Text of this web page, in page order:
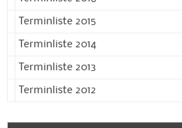
Terminliste 2015
Terminliste 2014
Terminliste 2013
Terminliste 2012